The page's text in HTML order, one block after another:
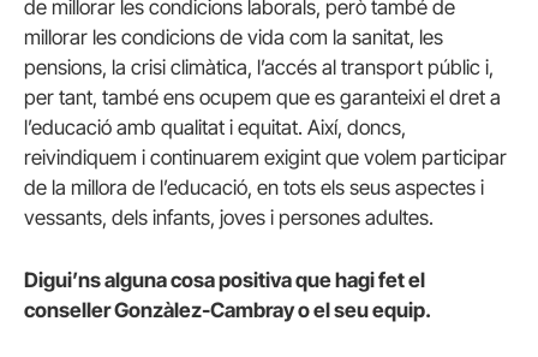
de millorar les condicions laborals, però també de
millorar les condicions de vida com la sanitat, les
pensions, la crisi climàtica, l’accés al transport públic i,
per tant, també ens ocupem que es garanteixi el dret a
l’educació amb qualitat i equitat. Així, doncs,
reivindiquem i continuarem exigint que volem participar
de la millora de l’educació, en tots els seus aspectes i
vessants, dels infants, joves i persones adultes.
Digui’ns alguna cosa positiva que hagi fet el
conseller Gonzàlez-Cambray o el seu equip.